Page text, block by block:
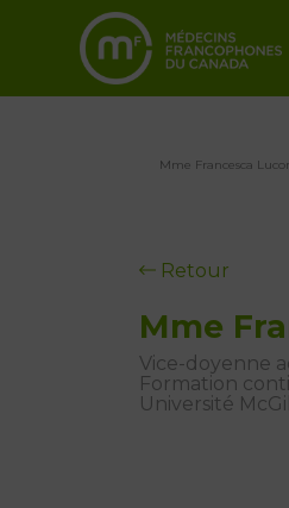
Mme Francesca
Retour
Mme
Vice-doyenne
Formation
Université McGill